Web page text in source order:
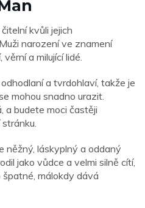
kvůli jejich
narození ve znamení
a milující lidé.
a tvrdohlaví, takže je
mohou snadno urazit.
a budete moci častěji
něžný, láskyplný a oddaný
jako vůdce a velmi silně cítí,
málokdy dává